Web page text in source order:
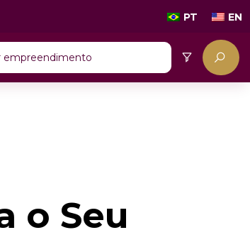
PT EN
o Seu